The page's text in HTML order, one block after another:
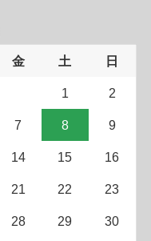
金 土 日
1 2
7 8 9
14 15 16
21 22 23
28 29 30